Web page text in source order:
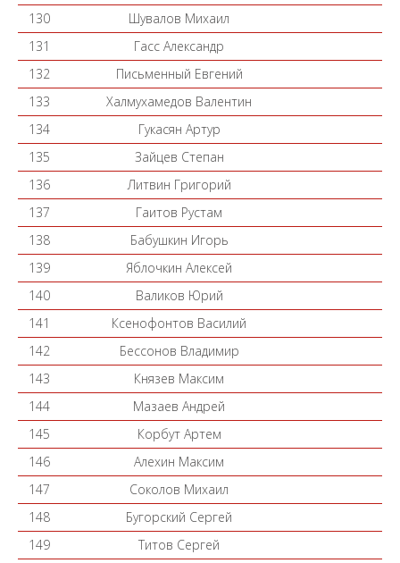
130
Шувалов Михаил
131
Гасс Александр
132
Письменный Евгений
133
Халмухамедов Валентин
134
Гукасян Артур
135
Зайцев Степан
136
Литвин Григорий
137
Гаитов Рустам
138
Бабушкин Игорь
139
Яблочкин Алексей
140
Валиков Юрий
141
Ксенофонтов Василий
142
Бессонов Владимир
143
Князев Максим
144
Мазаев Андрей
145
Корбут Артем
146
Алехин Максим
147
Соколов Михаил
148
Бугорский Сергей
149
Титов Сергей